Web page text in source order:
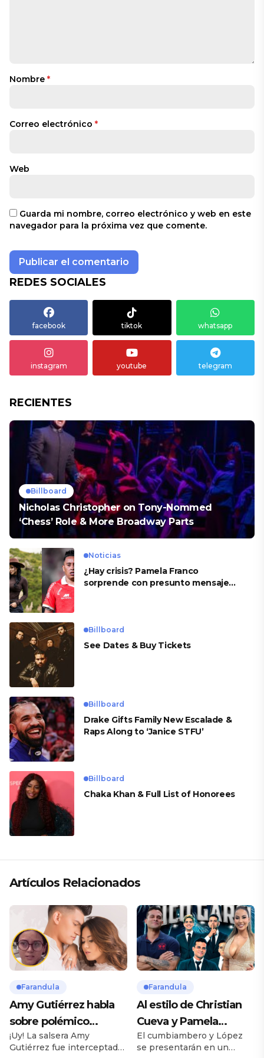
Nombre *
Correo electrónico *
Web
Guarda mi nombre, correo electrónico y web en este
navegador para la próxima vez que comente.
REDES SOCIALES
facebook tiktok whatsapp
instagram youtube telegram
RECIENTES
Billboard
Nicholas Christopher on Tony-Nommed
‘Chess’ Role & More Broadway Parts
Noticias
¿Hay crisis? Pamela Franco
sorprende con presunto mensaje
Billboard
See Dates & Buy Tickets
Billboard
Drake Gifts Family New Escalade &
Raps Along to ‘Janice STFU’
Billboard
Chaka Khan & Full List of Honorees
Artículos Relacionados
Farandula
Amy Gutiérrez habla
sobre polémico
romance con pareja
de su ex bailarina
¡Uy! La salsera Amy
Gutiérrez fue interceptada
Farandula
Al estilo de Christian
Cueva y Pamela
Franco, Pamela López
y Christian Domínguez
El cumbiambero y López
se presentarán en un